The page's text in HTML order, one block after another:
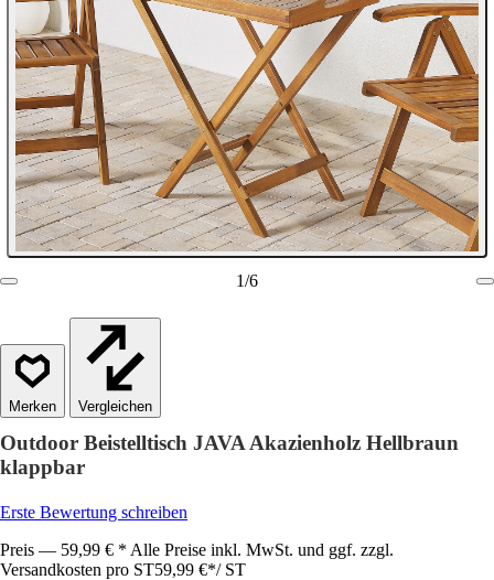
1/6
Vergleichen
Outdoor Beistelltisch JAVA Akazienholz Hellbraun
klappbar
Erste Bewertung schreiben
Preis — 59,99 € * Alle Preise inkl. MwSt. und ggf. zzgl.
Versandkosten pro ST59,99 €*/ ST